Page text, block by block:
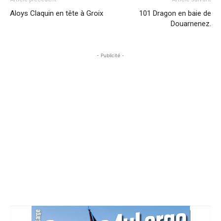
Aloys Claquin en tête à Groix
101 Dragon en baie de
Douarnenez.
- Publicité -